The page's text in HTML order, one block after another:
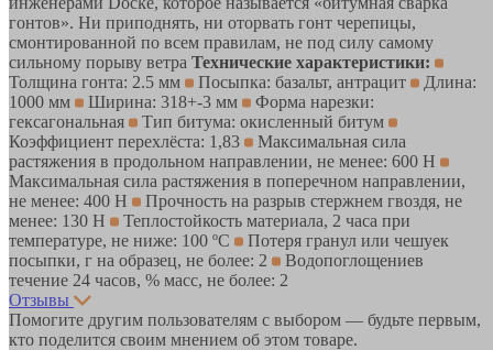
гонтов». Ни приподнять, ни оторвать гонт черепицы,
смонтированной по всем правилам, не под силу самому
сильному порыву ветра Технические характеристики:
Толщина гонта: 2.5 мм
Посыпка: базальт, антрацит
Длина:
1000 мм
Ширина: 318+-3 мм
Форма нарезки:
гексагональная
Тип битума: окисленный битум
Коэффициент перехлёста: 1,83
Максимальная сила
растяжения в продольном направлении, не менее: 600 Н
Максимальная сила растяжения в поперечном направлении,
не менее: 400 Н
Прочность на разрыв стержнем гвоздя, не
менее: 130 Н
Теплостойкость материала, 2 часа при
температуре, не ниже: 100 ºС
Потеря гранул или чешуек
посыпки, г на образец, не более: 2
Водопоглощениев
течение 24 часов, % масс, не более: 2
Отзывы
Помогите другим пользователям с выбором — будьте первым,
кто поделится своим мнением об этом товаре.